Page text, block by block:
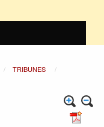
TRIBUNES